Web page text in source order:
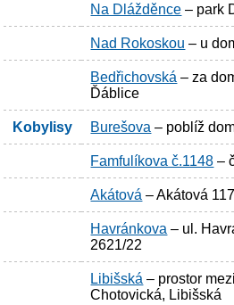
Na Dlážděnce – park
Nad Rokoskou – u
Bedřichovská – za
Ďáblice
Kobylisy Burešova – poblíž
Famfulíkova č.1148 –
Akátová – Akátová
Havránkova – ul.
2621/22
Libišská – prostor
Chotovická, Libišská